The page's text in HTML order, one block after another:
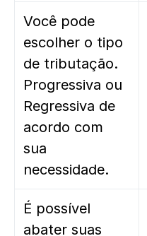
Você pode
escolher o tipo
de tributação.
Progressiva ou
Regressiva de
acordo com
sua
necessidade.
É possível
abater suas